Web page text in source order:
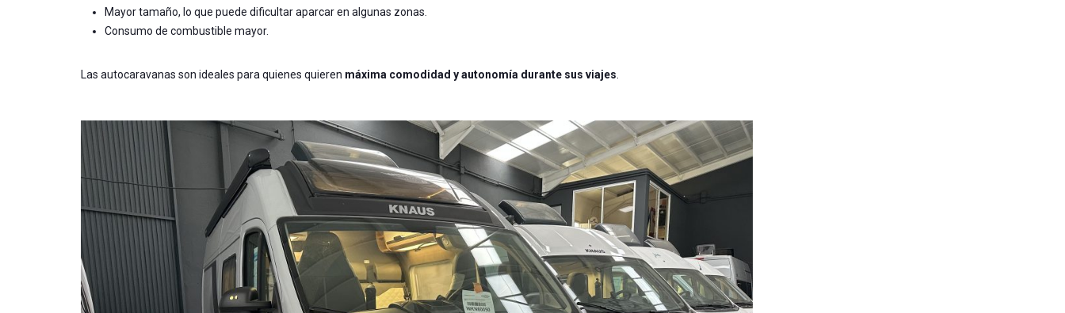
Mayor tamaño, lo que puede dificultar aparcar en algunas zonas.
Consumo de combustible mayor.
Las autocaravanas son ideales para quienes quieren máxima comodidad y autonomía durante sus viajes